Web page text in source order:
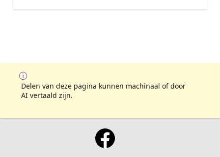
Delen van deze pagina kunnen machinaal of door
AI vertaald zijn.